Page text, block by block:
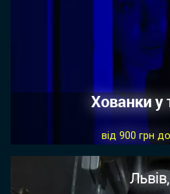
Хованки у
від 900 грн